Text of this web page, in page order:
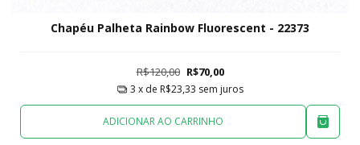
Chapéu Palheta Rainbow Fluorescent - 22373
R$120,00 R$70,00
3 x de R$23,33 sem juros
ADICIONAR AO CARRINHO